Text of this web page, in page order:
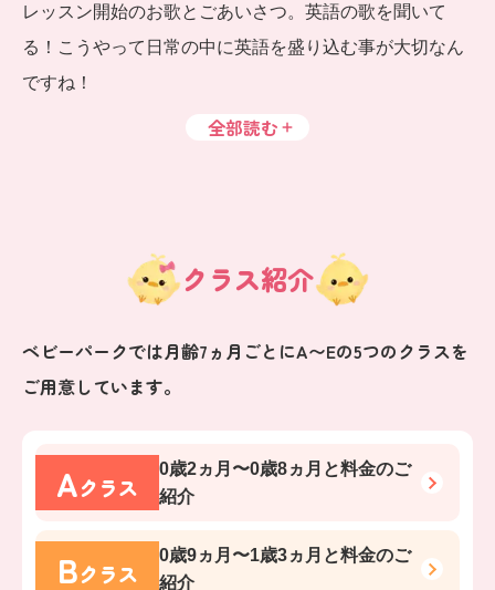
レッスン開始のお歌とごあいさつ。英語の歌を聞いて
る！こうやって日常の中に英語を盛り込む事が大切なん
ですね！
全部読む
クラス紹介
ベビーパークでは月齢7ヵ月ごとにA〜Eの5つのクラスを
ご用意しています。
Aクラス
0歳2ヵ月〜0歳8ヵ月 と料金のご
紹介
Bクラス
0歳9ヵ月〜1歳3ヵ月 と料金のご
紹介